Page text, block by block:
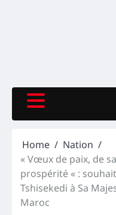
Home
Nation
« Vœux de paix, de
prospérité « :
Tshisekedi à Sa
Maroc